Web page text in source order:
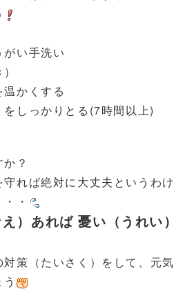
がい手洗い
温かくする
をしっかりとる(7時間以上)
？
れば絶対に大丈夫というわけ
・
）あれば 憂い（うれい）
策（たいさく）をして、元気